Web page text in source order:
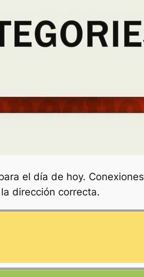
el día de hoy. Conexiones
dirección correcta.